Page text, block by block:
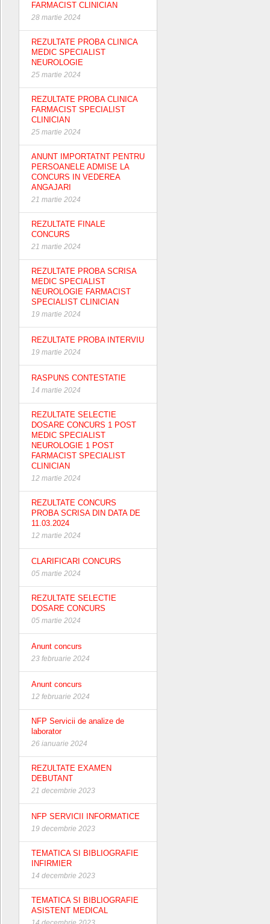
FARMACIST CLINICIAN
28 martie 2024
REZULTATE PROBA CLINICA
MEDIC SPECIALIST
NEUROLOGIE
25 martie 2024
REZULTATE PROBA CLINICA
FARMACIST SPECIALIST
CLINICIAN
25 martie 2024
ANUNT IMPORTATNT PENTRU
PERSOANELE ADMISE LA
CONCURS IN VEDEREA
ANGAJARI
21 martie 2024
REZULTATE FINALE
CONCURS
21 martie 2024
REZULTATE PROBA SCRISA
MEDIC SPECIALIST
NEUROLOGIE FARMACIST
SPECIALIST CLINICIAN
19 martie 2024
REZULTATE PROBA INTERVIU
19 martie 2024
RASPUNS CONTESTATIE
14 martie 2024
REZULTATE SELECTIE
DOSARE CONCURS 1 POST
MEDIC SPECIALIST
NEUROLOGIE 1 POST
FARMACIST SPECIALIST
CLINICIAN
12 martie 2024
REZULTATE CONCURS
PROBA SCRISA DIN DATA DE
11.03.2024
12 martie 2024
CLARIFICARI CONCURS
05 martie 2024
REZULTATE SELECTIE
DOSARE CONCURS
05 martie 2024
Anunt concurs
23 februarie 2024
Anunt concurs
12 februarie 2024
NFP Servicii de analize de
laborator
26 ianuarie 2024
REZULTATE EXAMEN
DEBUTANT
21 decembrie 2023
NFP SERVICII INFORMATICE
19 decembrie 2023
TEMATICA SI BIBLIOGRAFIE
INFIRMIER
14 decembrie 2023
TEMATICA SI BIBLIOGRAFIE
ASISTENT MEDICAL